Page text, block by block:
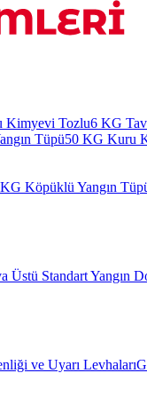
Kimyevi Tozlu6 KG
Tüpü50 KG Kuru
Köpüklü Yangın
Üstü Standart Yangın
ve Uyarı Levhaları